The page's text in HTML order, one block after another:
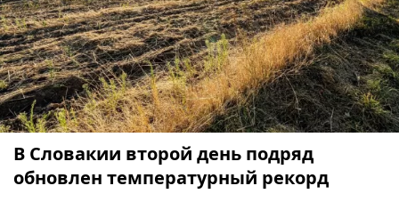
В Словакии второй день подряд
обновлен температурный рекорд